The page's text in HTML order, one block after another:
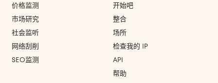
价格监测
市场研究
社会监听
网络刮削
SEO监测
开始吧
整合
场所
检查我的 IP
API
帮助